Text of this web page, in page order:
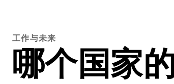
工作与未来
哪个国家